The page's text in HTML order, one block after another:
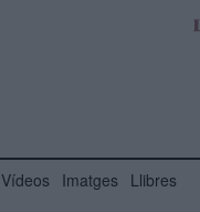
Vídeos Imatges Llibres